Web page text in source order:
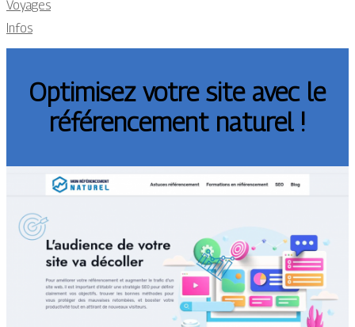
Voyages
Infos
Optimisez votre site avec le
référencement naturel !